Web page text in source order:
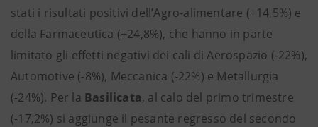
stati i risultati positivi dell’Agro-alimentare (+14,5%) e
della Farmaceutica (+24,8%), che hanno in parte
limitato gli effetti negativi dei cali di Aerospazio (-22%),
Automotive (-8%), Meccanica (-22%) e Metallurgia
(-24%). Per la Basilicata, al calo del primo trimestre
(-17,2%) si aggiunge il pesante regresso del secondo